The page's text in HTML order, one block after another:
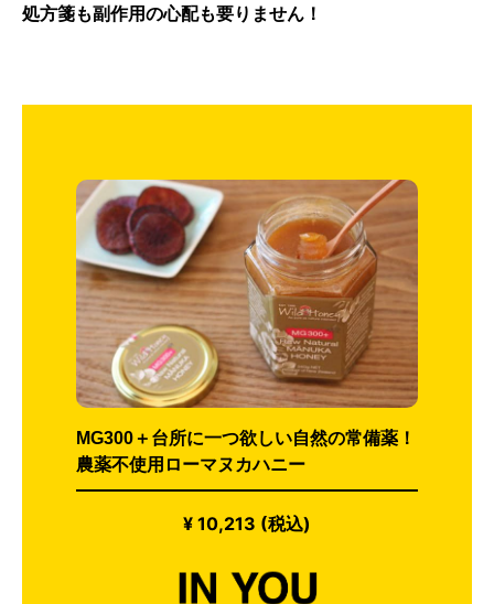
処方箋も副作用の心配も要りません！
MG300＋台所に一つ欲しい自然の常備薬！
農薬不使用ローマヌカハニー
¥ 10,213 (税込)